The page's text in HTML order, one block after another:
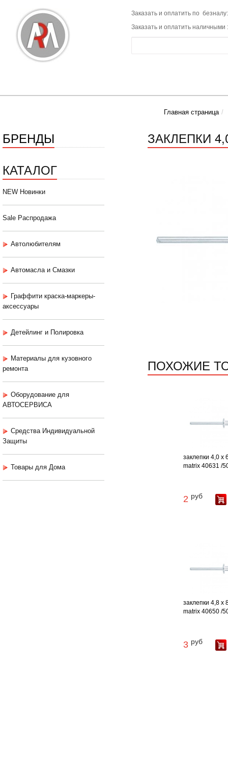
Заказать и оплатить по
Заказать и оплатить наличными
Главная страница
БРЕНДЫ
КАТАЛОГ
NEW Новинки
Sale Распродажа
Автолюбителям
Автомасла и Смазки
Граффити краска-маркеры-
аксессуары
Детейлинг и Полировка
Материалы для кузовного
ремонта
Оборудование для
АВТОСЕРВИСА
Средства Индивидуальной
Защиты
Товары для Дома
ЗАКЛЕПКИ
ПОХОЖИЕ
заклепки 4,0 х
matrix 40631 /
2 руб
заклепки 4,8 х
matrix 40650 /
3 руб